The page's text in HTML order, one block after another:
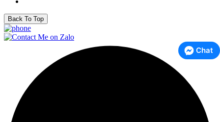
Back To Top
Chat